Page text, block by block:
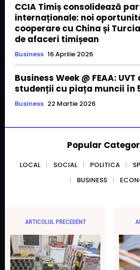
CCIA Timiș consolidează
internaționale: noi
cooperare cu China și
de afaceri timișean
Business 16 Aprilie 2026
Business Week @ FEAA:
studenții cu piața muncii în
Business 22 Martie 2026
Popular
LOCAL SOCIAL POLITICA
BUSINESS
ARTICOLUL PRECEDENT